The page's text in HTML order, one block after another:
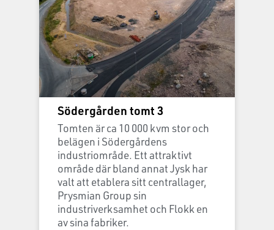
Södergården tomt 3
Tomten är ca 10 000 kvm stor och
belägen i Södergårdens
industriområde. Ett attraktivt
område där bland annat Jysk har
valt att etablera sitt centrallager,
Prysmian Group sin
industriverksamhet och Flokk en
av sina fabriker.